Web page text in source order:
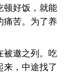
顿好饭，就能
痛苦。为了养
被邀之列。吃
，中途找了